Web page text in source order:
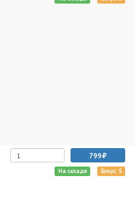
799
На складе Бонус: 5